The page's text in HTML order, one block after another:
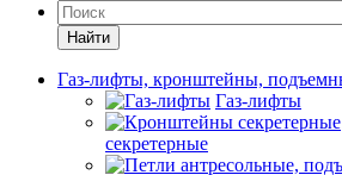
Найти
Газ-лифты, кронштейны,
Газ-лифты
секретерные